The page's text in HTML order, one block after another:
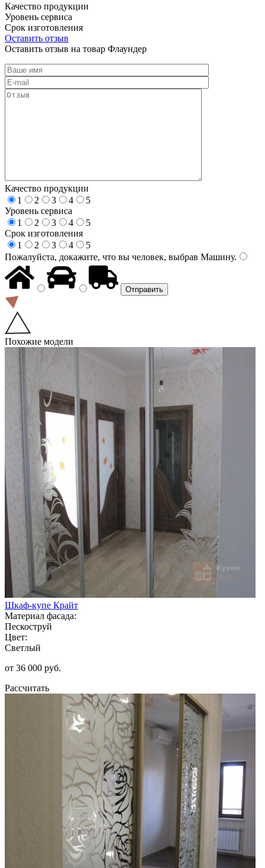
Качество продукции
Уровень сервиса
Срок изготовления
Оставить отзыв
Оставить отзыв на товар Флаундер
Качество продукции
1
2 3 4
5
Уровень сервиса
1
2 3 4
5
Срок изготовления
1
2 3 4
5
Пожалуйста, докажите, что вы человек, выбрав Машину.
Похожие модели
Шкаф-купе Крайт
Материал фасада:
Пескоструй
Цвет:
Светлый
от 36 000 руб.
Рассчитать